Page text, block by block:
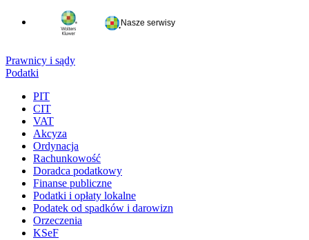
Nasze serwisy
Prawnicy i sądy
Podatki
PIT
CIT
VAT
Akcyza
Ordynacja
Rachunkowość
Doradca podatkowy
Finanse publiczne
Podatki i opłaty lokalne
Podatek od spadków i darowizn
Orzeczenia
KSeF